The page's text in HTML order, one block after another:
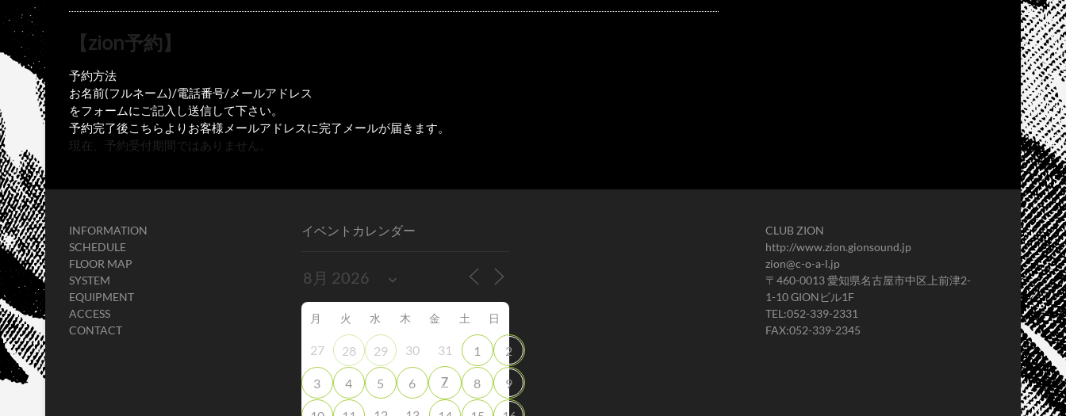
【zion予約】
予約方法
お名前(フルネーム)/電話番号/メールアドレス
をフォームにご記入し送信して下さい。
予約完了後こちらよりお客様メールアドレスに完了メールが届きます。
現在、予約受付期間ではありません。
INFORMATION
SCHEDULE
FLOOR MAP
SYSTEM
EQUIPMENT
ACCESS
CONTACT
イベントカレンダー
月 火 水 木 金 土 日
27 28 29 30 31 1 2
3 4 5 6 7 8 9
CLUB ZION
http://www.zion.gionsound.jp
zion@c-o-a-l.jp
〒460-0013 愛知県名古屋市中区上前津2-
1-10 GIONビル1F
TEL:052-339-2331
FAX:052-339-2345